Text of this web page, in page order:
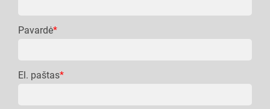
Pavardė*
El. paštas*